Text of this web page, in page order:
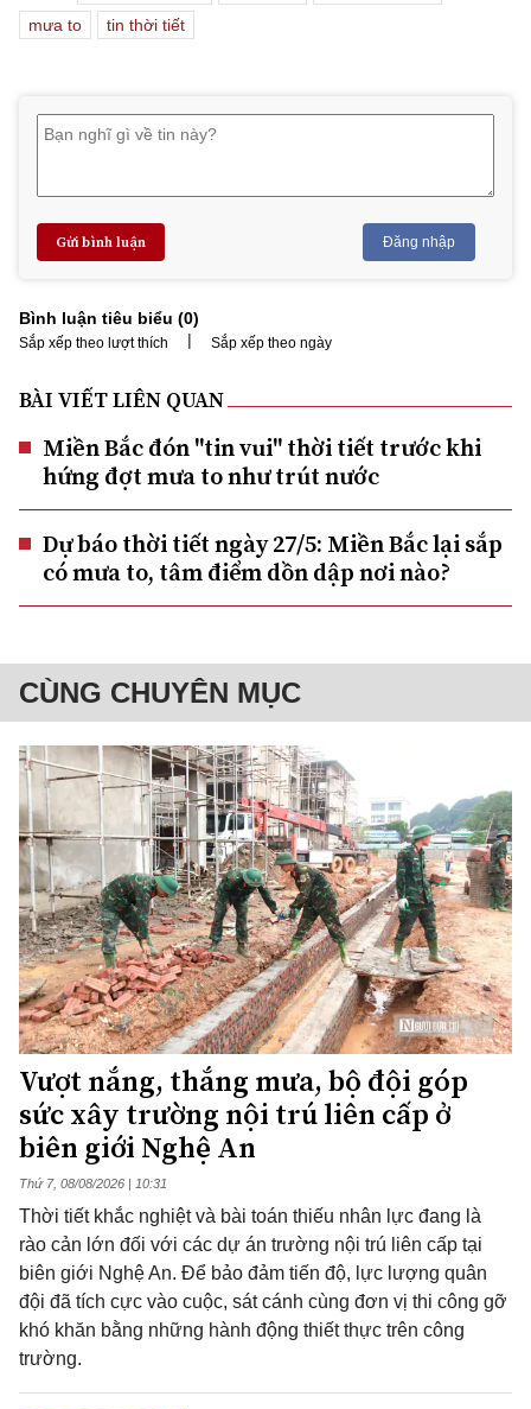
mưa to
tin thời tiết
Gửi bình luận Đăng nhập
Bình luận tiêu biểu (0)
Sắp xếp theo lượt thích | Sắp xếp theo ngày
BÀI VIẾT LIÊN QUAN
Miền Bắc đón "tin vui" thời tiết trước khi
hứng đợt mưa to như trút nước
Dự báo thời tiết ngày 27/5: Miền Bắc lại sắp
có mưa to, tâm điểm dồn dập nơi nào?
CÙNG CHUYÊN MỤC
Vượt nắng, thắng mưa, bộ đội góp
sức xây trường nội trú liên cấp ở
biên giới Nghệ An
Thứ 7, 08/08/2026 | 10:31
Thời tiết khắc nghiệt và bài toán thiếu nhân lực đang là
rào cản lớn đối với các dự án trường nội trú liên cấp tại
biên giới Nghệ An. Để bảo đảm tiến độ, lực lượng quân
đội đã tích cực vào cuộc, sát cánh cùng đơn vị thi công gỡ
khó khăn bằng những hành động thiết thực trên công
trường.